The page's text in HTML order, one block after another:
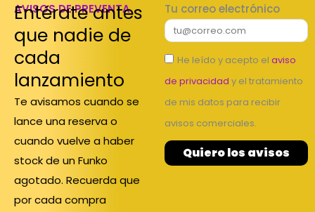
AVISOS DE PREVENTA
Entérate antes
que nadie de
cada
lanzamiento
Te avisamos cuando se
lance una reserva o
cuando vuelve a haber
stock de un Funko
agotado. Recuerda que
por cada compra
Tu correo electrónico
He leído y acepto el aviso
de privacidad y el tratamiento
de mis datos para recibir
avisos comerciales.
Quiero los avisos